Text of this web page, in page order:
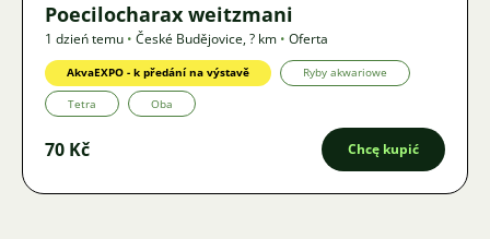
Poecilocharax weitzmani
1 dzień temu • České Budějovice,? km • Oferta
AkvaEXPO - k předání na výstavě Ryby akwariowe
Tetra Oba
70 Kč Chcę kupić